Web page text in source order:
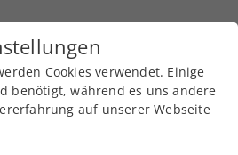
Cookies verwendet. Einige
benötigt, während es uns andere
auf unserer Webseite